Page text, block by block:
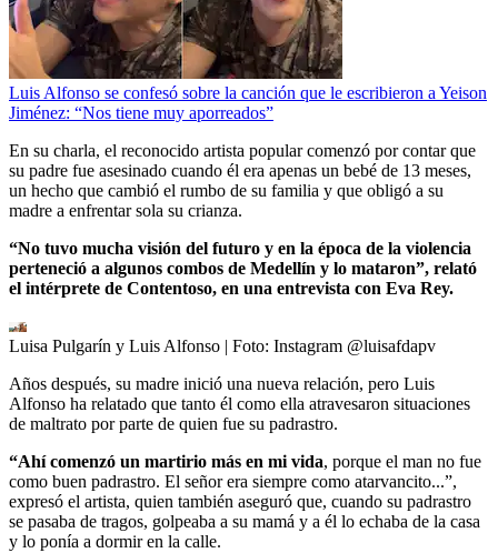
Luis Alfonso se confesó sobre la canción que le escribieron a Yeison
Jiménez: “Nos tiene muy aporreados”
En su charla, el reconocido artista popular comenzó por contar que
su padre fue asesinado cuando él era apenas un bebé de 13 meses,
un hecho que cambió el rumbo de su familia y que obligó a su
madre a enfrentar sola su crianza.
“No tuvo mucha visión del futuro y en la época de la violencia
perteneció a algunos combos de Medellín y lo mataron”, relató
el intérprete de Contentoso, en una entrevista con Eva Rey.
Luisa Pulgarín y Luis Alfonso | Foto: Instagram @luisafdapv
Años después, su madre inició una nueva relación, pero Luis
Alfonso ha relatado que tanto él como ella atravesaron situaciones
de maltrato por parte de quien fue su padrastro.
“Ahí comenzó un martirio más en mi vida, porque el man no fue
como buen padrastro. El señor era siempre como atarvancito...”,
expresó el artista, quien también aseguró que, cuando su padrastro
se pasaba de tragos, golpeaba a su mamá y a él lo echaba de la casa
y lo ponía a dormir en la calle.